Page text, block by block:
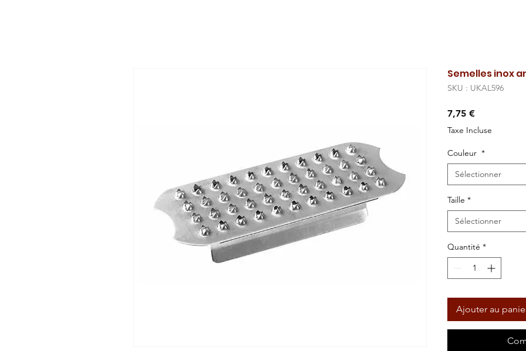
Semelles inox
SKU : UKAL596
7,75 €Prix
Taxe Incluse
Couleur *
Sélectionner
Taille *
Sélectionner
Quantité *
Ajouter au